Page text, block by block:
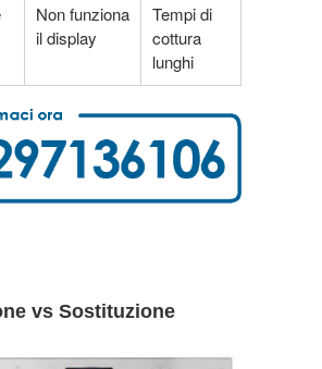
Non funziona
il display
Tempi di
cottura
lunghi
vs Sostituzione